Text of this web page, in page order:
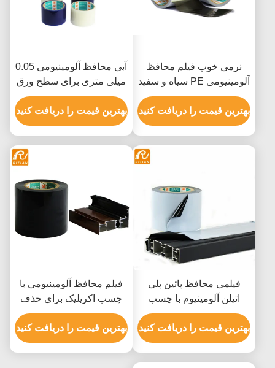
نرمی خوب فیلم محافظ
آلومینیومی PE سیاه و سفید
بهترین قیمت را دریافت کنید
آبی محافظ آلومینیومی 0.05
میلی متری برای سطح ورق
فلز
بهترین قیمت را دریافت کنید
فیلمی محافظ پائین پلی
اتیلن آلومینیوم با چسب
آکریلیک برای حذف بدون
باقی مانده و مقاومت UV
بهترین قیمت را دریافت کنید
فیلم محافظ آلومینیومی با
چسب اکریلیک برای حذف
بدون باقی مانده و مقاومت
در برابر اشعه ماوراء بنفش
6 ماهه
بهترین قیمت را دریافت کنید